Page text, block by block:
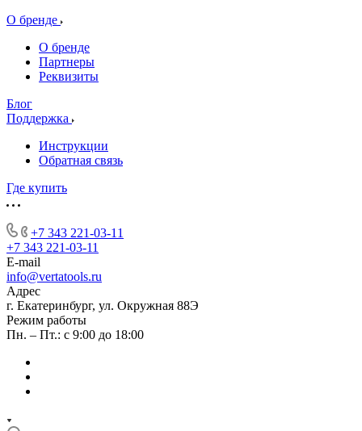
О бренде
О бренде
Партнеры
Реквизиты
Блог
Поддержка
Инструкции
Обратная связь
Где купить
+7 343 221-03-11
+7 343 221-03-11
E-mail
info@vertatools.ru
Адрес
г. Екатеринбург, ул. Окружная 88Э
Режим работы
Пн. – Пт.: с 9:00 до 18:00